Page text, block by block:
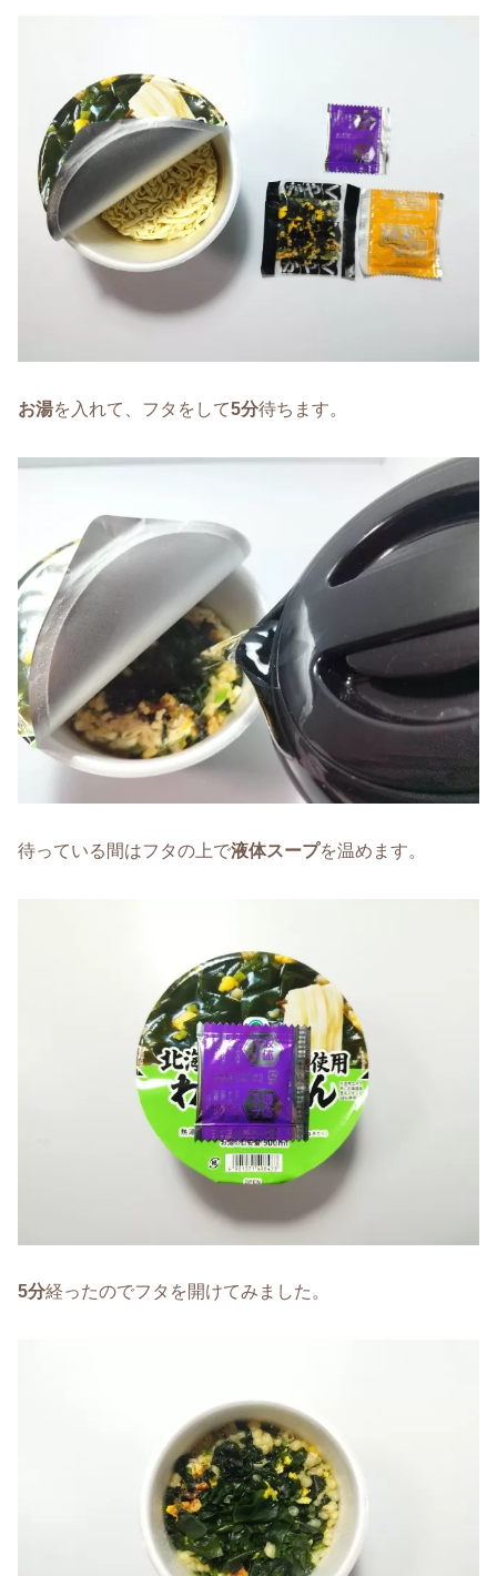
お湯を入れて、フタをして5分待ちます。
待っている間はフタの上で液体スープを温めます。
5分経ったのでフタを開けてみました。